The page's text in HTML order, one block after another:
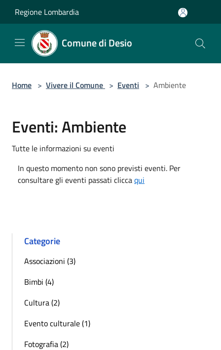
Regione Lombardia
Comune di Desio
Home > Vivere il Comune > Eventi > Ambiente
Eventi: Ambiente
Tutte le informazioni su eventi
In questo momento non sono previsti eventi. Per
consultare gli eventi passati cliccaqui
Categorie
Associazioni (3)
Bimbi (4)
Cultura (2)
Evento culturale (1)
Fotografia (2)